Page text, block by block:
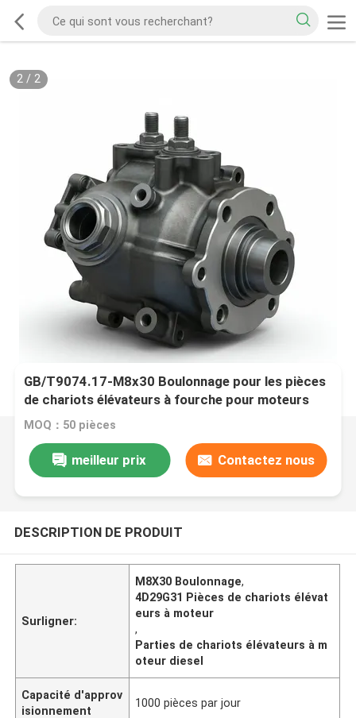
2/ 2
GB/T9074.17-M8x30 Boulonnage pour les pièces
de chariots élévateurs à fourche pour moteurs
diesel 4D29G31
MOQ：50 pièces
meilleur prix Contactez nous
DESCRIPTION DE PRODUIT
Surligner:
M8X30 Boulonnage,
4D29G31 Pièces de chariots élévat
eurs à moteur
,
Parties de chariots élévateurs à m
oteur diesel
Capacité d'approv
isionnement
1000 pièces par jour